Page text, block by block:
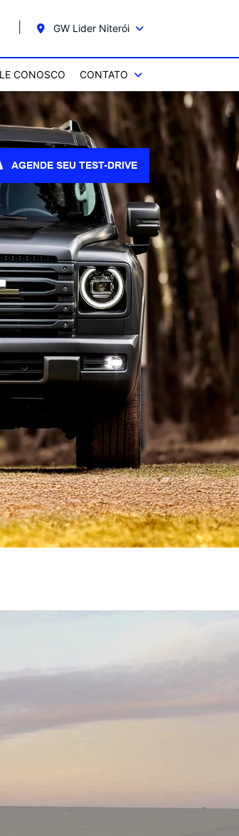
GW Lider Niterói
CONOSCO CONTATO
AGENDE SEU TEST-DRIVE